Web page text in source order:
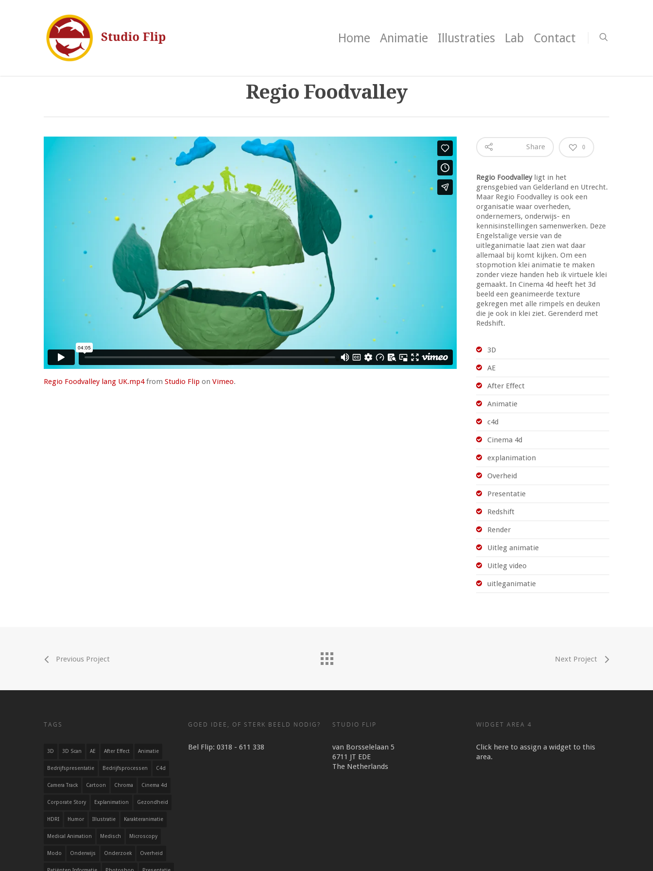
Home Animatie Illustraties Lab Contact
Regio Foodvalley
Regio Foodvalley lang UK.mp4from Studio Flip on Vimeo.
Share 0
Regio Foodvalleyligt in het
grensgebied van Gelderland en Utrecht.
Maar Regio Foodvalley is ook een
organisatie waar overheden,
ondernemers, onderwijs- en
kennisinstellingen samenwerken. Deze
Engelstalige versie van de
uitleganimatie laat zien wat daar
allemaal bij komt kijken. Om een
stopmotion klei animatie te maken
zonder vieze handen heb ik virtuele klei
gemaakt. In Cinema 4d heeft het 3d
beeld een geanimeerde texture
gekregen met alle rimpels en deuken
die je ook in klei ziet. Gerenderd met
Redshift.
3D
AE
After Effect
Animatie
c4d
Cinema 4d
explanimation
Overheid
Presentatie
Redshift
Render
Uitleg animatie
Uitleg video
uitleganimatie
Previous Project Next Project
TAGS
3D 3D Scan AE After Effect Animatie
Bedrijfspresentatie Bedrijfsprocessen C4d
Camera Track Cartoon Chroma Cinema 4d
Corporate Story Explanimation Gezondheid
HDRI Humor Illustratie Karakteranimatie
Medical Animation Medisch Microscopy
Modo Onderwijs Onderzoek Overheid
GOED IDEE, OF STERK BEELD NODIG?
Bel Flip: 0318 - 611 338
STUDIO FLIP
van Borsselelaan 5
6711 JT EDE
The Netherlands
WIDGET AREA 4
Click here to assign a widget to this
area.